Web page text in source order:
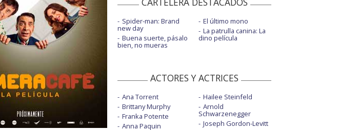
Spider-man: Brand
new day
Buena suerte, pásalo
bien, no mueras
El último mono
La patrulla canina: La
dino película
ACTORES Y ACTRICES
Ana Torrent
Brittany Murphy
Franka Potente
Anna Paquin
Hailee Steinfeld
Arnold
Schwarzenegger
Joseph Gordon-Levitt